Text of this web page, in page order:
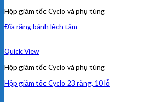
Hộp giảm tốc Cyclo và phụ tùng
Đĩa răng bánh lệch tâm
Quick View
Hộp giảm tốc Cyclo và phụ tùng
Hộp giảm tốc Cyclo 23 răng, 10 lỗ